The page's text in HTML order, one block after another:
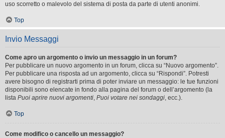
uso scorretto o malevolo del sistema di posta da parte di utenti anonimi.
Top
Invio Messaggi
Come apro un argomento o invio un messaggio in un forum?
Per pubblicare un nuovo argomento in un forum, clicca su “Nuovo argomento”.
Per pubblicare una risposta ad un argomento, clicca su “Rispondi”. Potresti
avere bisogno di registrarti prima di poter inviare un messaggio: le tue funzioni
disponibili sono elencate in fondo alla pagina del forum o dell’argomento (la
lista Puoi aprire nuovi argomenti, Puoi votare nei sondaggi, ecc.).
Top
Come modifico o cancello un messaggio?